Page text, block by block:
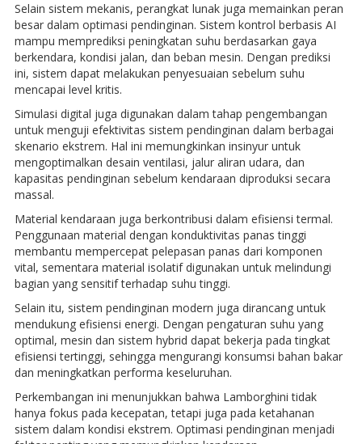
Selain sistem mekanis, perangkat lunak juga memainkan peran
besar dalam optimasi pendinginan. Sistem kontrol berbasis AI
mampu memprediksi peningkatan suhu berdasarkan gaya
berkendara, kondisi jalan, dan beban mesin. Dengan prediksi
ini, sistem dapat melakukan penyesuaian sebelum suhu
mencapai level kritis.
Simulasi digital juga digunakan dalam tahap pengembangan
untuk menguji efektivitas sistem pendinginan dalam berbagai
skenario ekstrem. Hal ini memungkinkan insinyur untuk
mengoptimalkan desain ventilasi, jalur aliran udara, dan
kapasitas pendinginan sebelum kendaraan diproduksi secara
massal.
Material kendaraan juga berkontribusi dalam efisiensi termal.
Penggunaan material dengan konduktivitas panas tinggi
membantu mempercepat pelepasan panas dari komponen
vital, sementara material isolatif digunakan untuk melindungi
bagian yang sensitif terhadap suhu tinggi.
Selain itu, sistem pendinginan modern juga dirancang untuk
mendukung efisiensi energi. Dengan pengaturan suhu yang
optimal, mesin dan sistem hybrid dapat bekerja pada tingkat
efisiensi tertinggi, sehingga mengurangi konsumsi bahan bakar
dan meningkatkan performa keseluruhan.
Perkembangan ini menunjukkan bahwa Lamborghini tidak
hanya fokus pada kecepatan, tetapi juga pada ketahanan
sistem dalam kondisi ekstrem. Optimasi pendinginan menjadi